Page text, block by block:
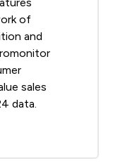
of
and
sales
data.